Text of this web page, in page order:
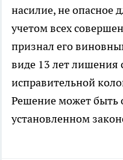
насилие, не опасное
учетом всех
признал его
виде 13 лет лишения
исправительной
Решение может быть
установленном